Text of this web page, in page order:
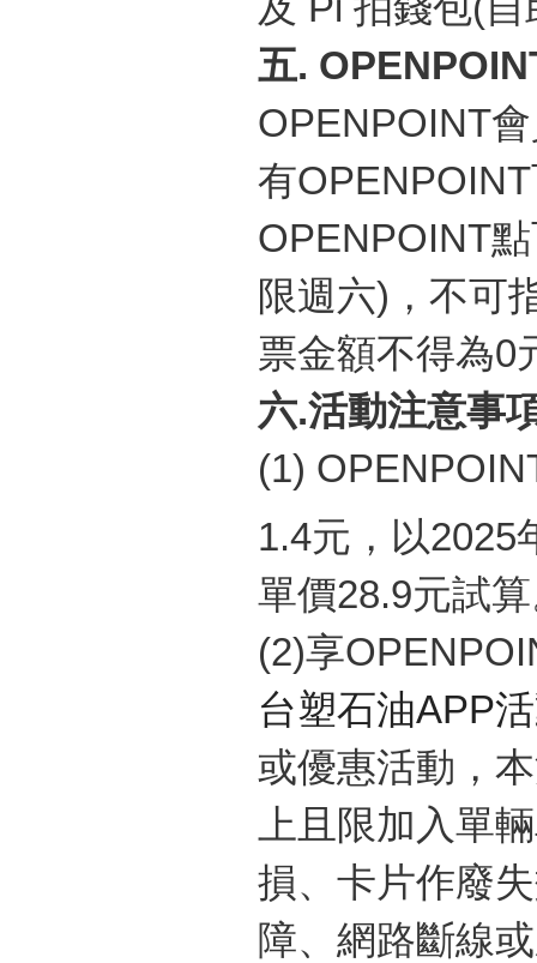
五.
OPENPOINT
有OPENPOINT
OPENPOINT
限週六) ，不可
票金額不得為0
六.活動注意事
(1)
1.4元，以2025
單價28.9元試
(2)享
台塑石油APP
或優惠活動，
上且限加入單
損、卡片作廢
障、網路斷線